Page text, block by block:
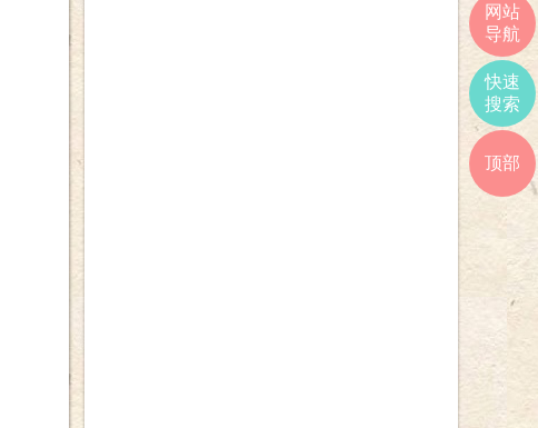
网站
导航
快速
搜索
顶部